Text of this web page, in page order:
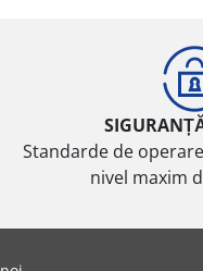
Standarde de
nivel maxim